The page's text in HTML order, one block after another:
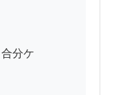
分ケ